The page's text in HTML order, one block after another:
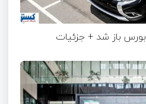
باز شد + جزئیات